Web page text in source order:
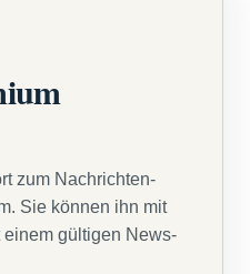
zum Nachrichten-
Sie können ihn mit
gültigen News-